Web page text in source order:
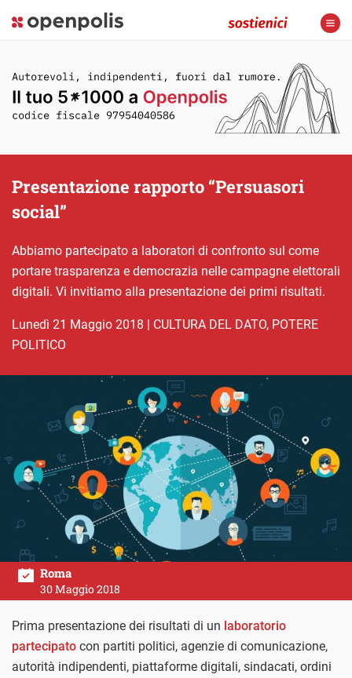
Presentazione rapporto “Persuasori
social”
Abbiamo partecipato a laboratori di confronto sul come
portare trasparenza e democrazia nelle campagne elettorali
digitali. Vi invitiamo alla presentazione dei primi risultati.
lunedì 21 Maggio 2018 | CULTURA DEL DATO, POTERE
POLITICO
Roma
30 Maggio 2018
Prima presentazione dei risultati di un laboratorio
partecipato con partiti politici, agenzie di comunicazione,
autorità indipendenti, piattaforme digitali, sindacati, ordini